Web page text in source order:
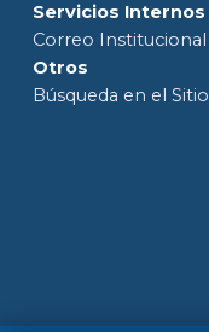
Servicios Internos
Correo Institucional
Otros
Búsqueda en el Sitio